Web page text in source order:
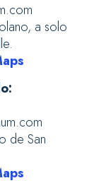
a solo
de San